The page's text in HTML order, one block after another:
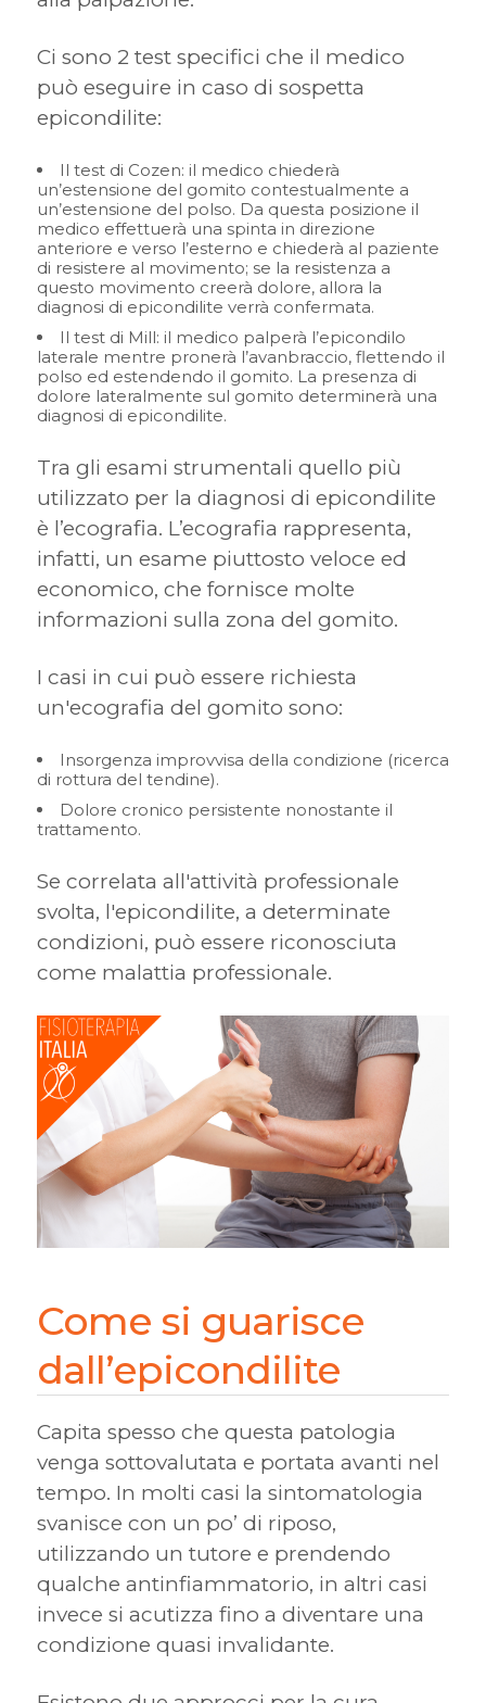
Ci sono 2 test specifici che il medico
può eseguire in caso di sospetta
epicondilite:
Il test di Cozen: il medico chiederà
un’estensione del gomito contestualmente a
un’estensione del polso. Da questa posizione il
medico effettuerà una spinta in direzione
anteriore e verso l’esterno e chiederà al paziente
di resistere al movimento; se la resistenza a
questo movimento creerà dolore, allora la
diagnosi di epicondilite verrà confermata.
Il test di Mill: il medico palperà l’epicondilo
laterale mentre pronerà l’avanbraccio, flettendo il
polso ed estendendo il gomito. La presenza di
dolore lateralmente sul gomito determinerà una
diagnosi di epicondilite.
Tra gli esami strumentali quello più
utilizzato per la diagnosi di epicondilite
è l’ecografia. L’ecografia rappresenta,
infatti, un esame piuttosto veloce ed
economico, che fornisce molte
informazioni sulla zona del gomito.
I casi in cui può essere richiesta
un'ecografia del gomito sono:
Insorgenza improvvisa della condizione (ricerca
di rottura del tendine).
Dolore cronico persistente nonostante il
trattamento.
Se correlata all'attività professionale
svolta, l'epicondilite, a determinate
condizioni, può essere riconosciuta
come malattia professionale.
Come si guarisce
dall’epicondilite
Capita spesso che questa patologia
venga sottovalutata e portata avanti nel
tempo. In molti casi la sintomatologia
svanisce con un po’ di riposo,
utilizzando un tutore e prendendo
qualche antinfiammatorio, in altri casi
invece si acutizza fino a diventare una
condizione quasi invalidante.